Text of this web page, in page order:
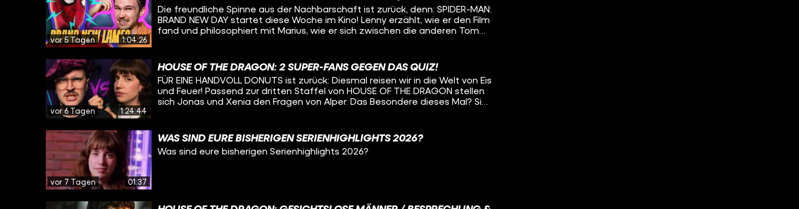
vor 5 Tagen 1:04:26
Die freundliche Spinne aus der Nachbarschaft ist zurück, denn: SPIDER-MAN:
BRAND NEW DAY startet diese Woche im Kino! Lenny erzählt, wie er den Film
fand und philosophiert mit Marius, wie er sich zwischen die anderen Tom
Kinos. Das haben die beiden zum Anlass genommen, über ihr Lieblingsobst
zu reden - und, dem heißen Wetter geschuldet, auch über ihre
Lieblingseissorten. Mehr dazu und welche Rolle Michael Jackson eigentlich
bei alledem spielt, erfahrt ihr im neuen Podcast hier bei CINEMA STRIKES
BACK! Viel Spaß :)
vor 6 Tagen 1:24:44
HOUSE OF THE DRAGON: 2 SUPER-FANS GEGEN DAS QUIZ!
FÜR EINE HANDVOLL DONUTS ist zurück: Diesmal reisen wir in die Welt von Eis
und Feuer! Passend zur dritten Staffel von HOUSE OF THE DRAGON stellen
sich Jonas und Xenia den Fragen von Alper. Das Besondere dieses Mal? Sie
Anderen, den Weißen Wanderern und dem Nachtkönig, vernichtet? Die
Fragen drehen sich dabei nicht nur um HOUSE OF THE DRAGON, sondern um
die Bücher rund um DAS LIED VON EIS UND FEUER, um die Originalserie GAME
vor 7 Tagen 01:37
WAS SIND EURE BISHERIGEN SERIENHIGHLIGHTS 2026?
Was sind eure bisherigen Serienhighlights 2026?